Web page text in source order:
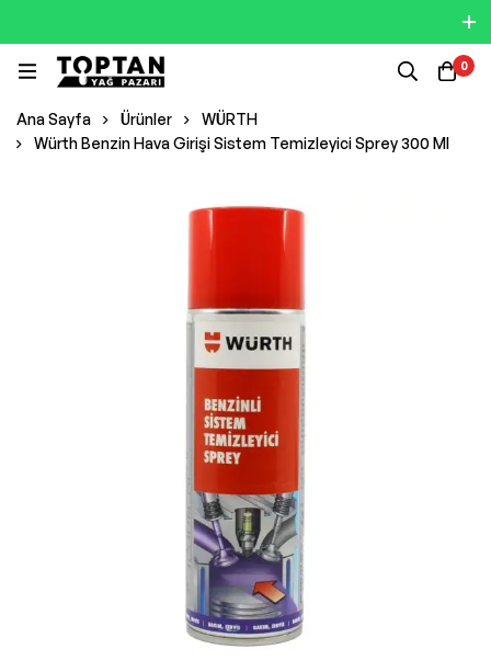
0
Ana Sayfa Ürünler
WÜRTH
Würth Benzin Hava Girişi Sistem Temizleyici Sprey 300 Ml